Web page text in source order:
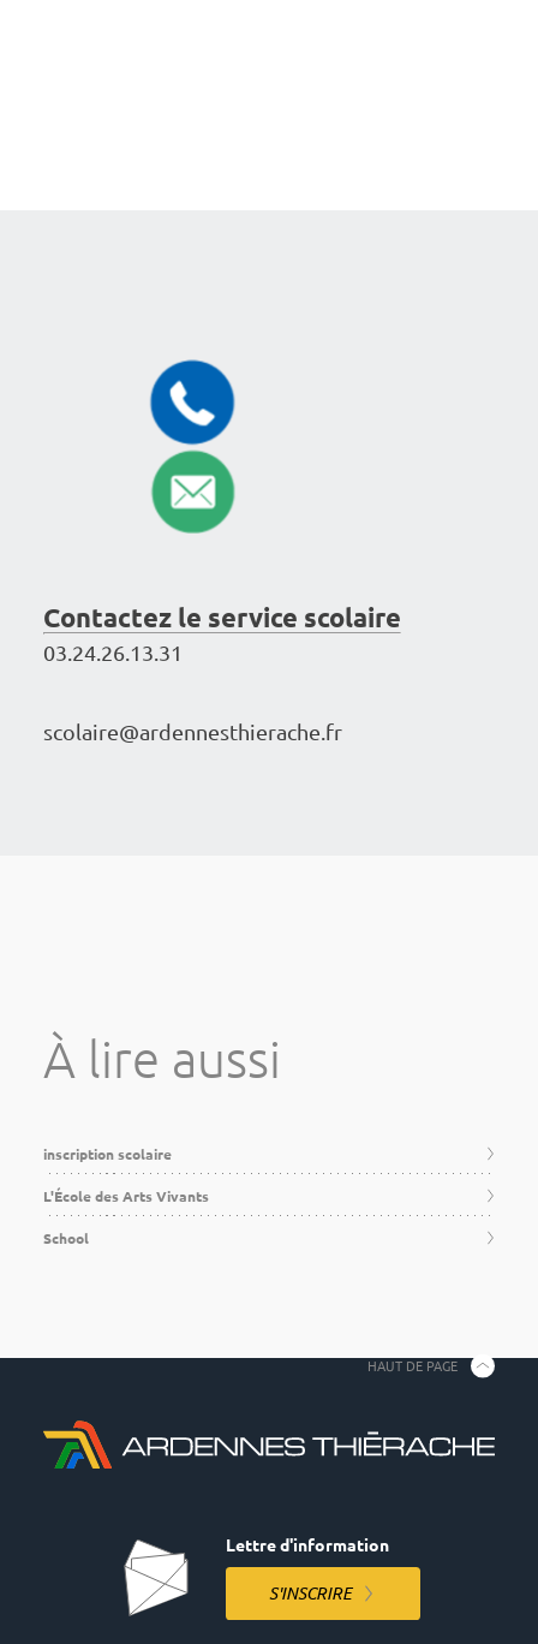
Contac­tez le service scolaire
03.24.26.13.31
scolai­re@ar­den­nes­thie­rache.fr
à lire aussi
inscription scolaire
L'École des Arts Vivants
School
Lettre d'information
S'INSCRIRE
HAUT DE PAGE